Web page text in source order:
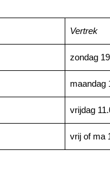
Vertrek
zondag
maandag
vrijdag
vrij of ma